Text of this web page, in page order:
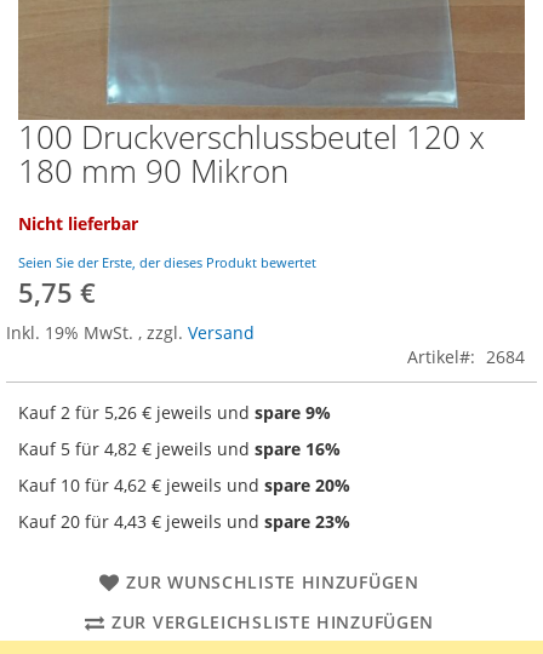
Zum
Anfang
der
springen
100 Druckverschlussbeutel 120 x
180 mm 90 Mikron
Nicht lieferbar
Seien Sie der Erste, der dieses Produkt bewertet
5,75 €
Inkl. 19% MwSt. , zzgl. Versand
Artikel
2684
Kauf 2 für 5,26 € jeweils und spare 9%
Kauf 5 für 4,82 € jeweils und spare 16%
Kauf 10 für 4,62 € jeweils und spare 20%
Kauf 20 für 4,43 € jeweils und spare 23%
ZUR WUNSCHLISTE HINZUFÜGEN
ZUR VERGLEICHSLISTE HINZUFÜGEN